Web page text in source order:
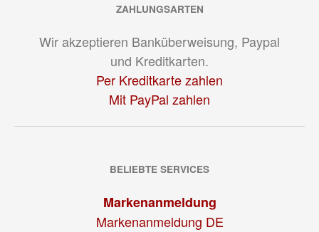
ZAHLUNGSARTEN
Wir akzeptieren Banküberweisung, Paypal
und Kreditkarten.
Per Kreditkarte zahlen
Mit PayPal zahlen
BELIEBTE SERVICES
Markenanmeldung
Markenanmeldung DE